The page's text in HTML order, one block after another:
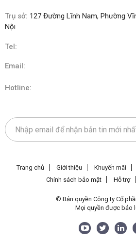
Trụ sở: 127 Đường Lĩnh Nam, Phường
Nội
Tel:
Email:
Hotline:
Trang chủ Giới thiệu Khuyến mãi
Chính sách bảo mật
Hỗ trợ
© Bản quyền Công ty Cổ
Mọi quyền được bảo